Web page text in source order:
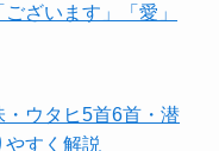
ざいます」「愛」
ウタヒ5首6首・潜
すく解説